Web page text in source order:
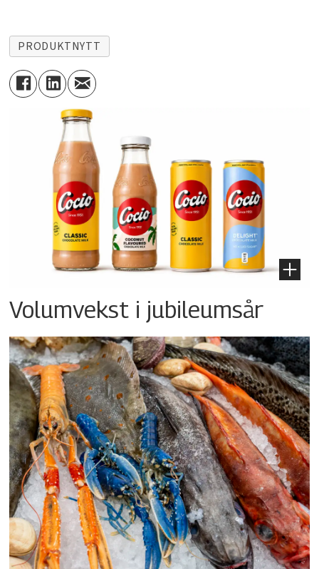
PRODUKTNYTT
Volumvekst i jubileumsår